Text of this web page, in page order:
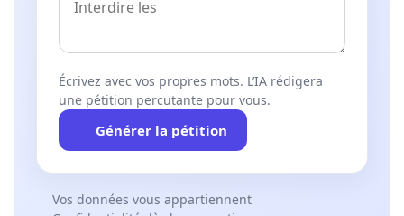
Écrivez avec vos propres mots. L’IA rédigera
une pétition percutante pour vous.
Générer la pétition
Vos données vous appartiennent